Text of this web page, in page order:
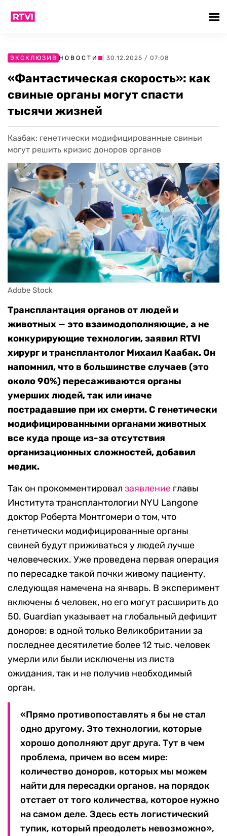
ЭКСКЛЮЗИВ НОВОСТИ | 30.12.2025 / 07:08
«Фантастическая скорость»: как
свиные органы могут спасти
тысячи жизней
Каабак: генетически модифицированные свиньи
могут решить кризис доноров органов
Adobe Stock
Трансплантация органов от людей и
животных — это взаимодополняющие, а не
конкурирующие технологии, заявил RTVI
хирург и трансплантолог Михаил Каабак. Он
напомнил, что в большинстве случаев (это
около 90%) пересаживаются органы
умерших людей, так или иначе
пострадавшие при их смерти. С генетически
модифицированными органами животных
все куда проще из-за отсутствия
организационных сложностей, добавил
медик.
Так он прокомментировал заявление главы
Института трансплантологии NYU Langone
доктор Роберта Монтгомери о том, что
генетически модифицированные органы
свиней будут приживаться у людей лучше
человеческих. Уже проведена первая операция
по пересадке такой почки живому пациенту,
следующая намечена на январь. В эксперимент
включены 6 человек, но его могут расширить до
50. Guardian указывает на глобальный дефицит
доноров: в одной только Великобритании за
последнее десятилетие более 12 тыс. человек
умерли или были исключены из листа
ожидания, так и не получив необходимый
орган.
«Прямо противопоставлять я бы не стал
одно другому. Это технологии, которые
хорошо дополняют друг друга. Тут в чем
проблема, причем во всем мире:
количество доноров, которых мы можем
найти для пересадки органов, на порядок
отстает от того количества, которое нужно
на самом деле. Здесь есть логистический
тупик, который преодолеть невозможно»,